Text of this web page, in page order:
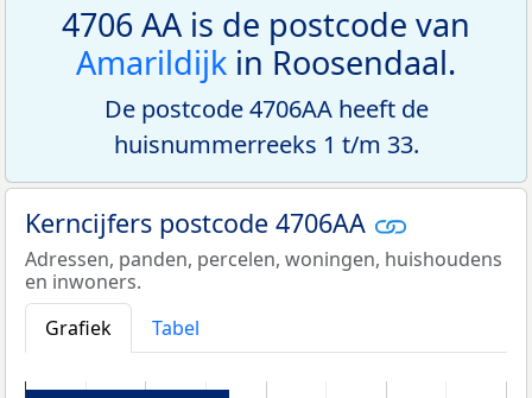
4706 AA is de postcode van
Amarildijk in Roosendaal.
De postcode 4706AA heeft de
huisnummerreeks 1 t/m 33.
Kerncijfers postcode 4706AA
Adressen, panden, percelen, woningen, huishoudens
en inwoners.
Grafiek
Tabel